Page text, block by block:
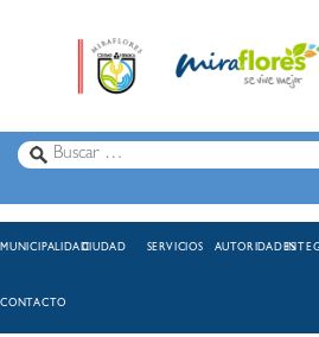
MUNICIPALIDADCIUDAD SERVICIOS AUTORIDADES
CONTACTO